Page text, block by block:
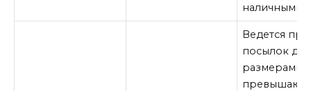
наличными.
Ведется
посылок до
размерами,